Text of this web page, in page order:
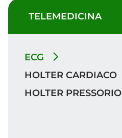
TELEMEDICINA
ECG
HOLTER CARDIACO
HOLTER PRESSORIO